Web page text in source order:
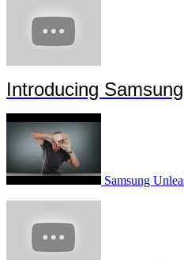
Introducing
Samsung